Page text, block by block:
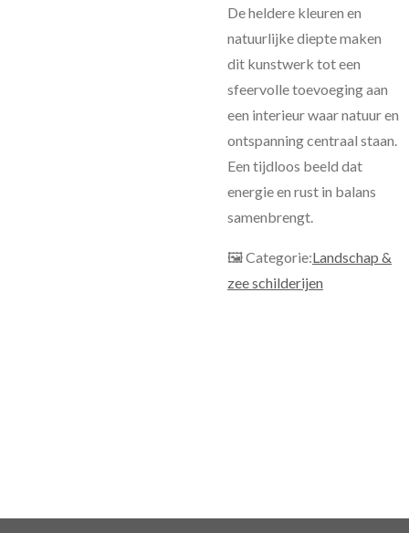
De heldere kleuren en
natuurlijke diepte maken
dit kunstwerk tot een
sfeervolle toevoeging aan
een interieur waar natuur en
ontspanning centraal staan.
Een tijdloos beeld dat
energie en rust in balans
samenbrengt.
🖼 Categorie:Landschap &
zee schilderijen